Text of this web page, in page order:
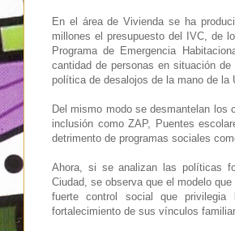
En el área de Vivienda se ha
millones el presupuesto del IVC, de
Programa de Emergencia
cantidad de personas en situación
política de desalojos de la mano de la
Del mismo modo se desmantelan los
inclusión como ZAP, Puentes
detrimento de programas sociales
Ahora, si se analizan las políticas
Ciudad, se observa que el modelo
fuerte control social que
fortalecimiento de sus vínculos